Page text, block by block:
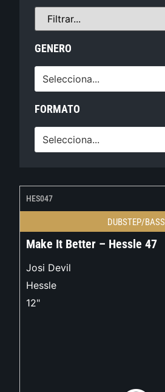
GENERO
Selecciona...
FORMATO
Selecciona...
HES047
DUBSTEP/BASS
Make It Better – Hessle 47
Josi Devil
Hessle
12"